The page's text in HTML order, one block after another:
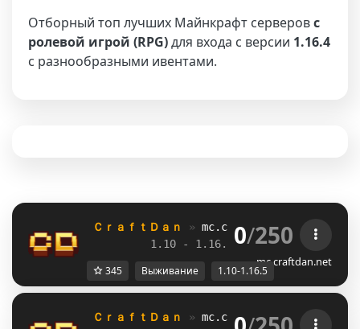
Отборный топ лучших Майнкрафт серверовс
ролевой игрой (RPG)для входа с версии 1.16.4
с разнообразными ивентами.
ＣｒａｆｔＤａｎ » mc.craftdan.net //
1.10 - 1.16.5 //
0/250
mc.craftdan.net
345 Выживание 1.10-1.16.5
ＣｒａｆｔＤａｎ » mc.craftdan.net //